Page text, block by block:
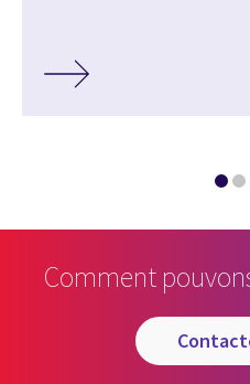
Comment